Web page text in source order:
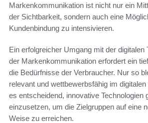
Markenkommunikation ist nicht nur ein
der Sichtbarkeit, sondern auch eine
Kundenbindung zu intensivieren.
Ein erfolgreicher Umgang mit der digitalen
der Markenkommunikation erfordert ein
die Bedürfnisse der Verbraucher. Nur so
relevant und wettbewerbsfähig im
es entscheidend, innovative Technologien
einzusetzen, um die Zielgruppen auf eine
Weise zu erreichen.